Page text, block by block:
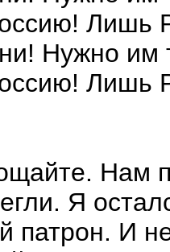
Лишь
Нужно им
Лишь
Нам
Я
патрон. И